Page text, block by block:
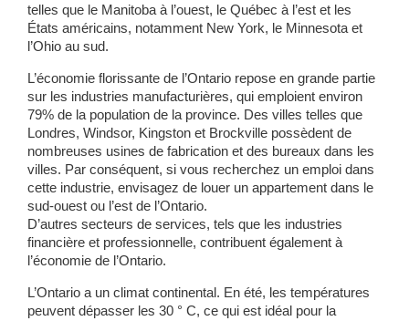
telles que le Manitoba à l’ouest, le Québec à l’est et les
États américains, notamment New York, le Minnesota et
l’Ohio au sud.
L’économie florissante de l’Ontario repose en grande partie
sur les industries manufacturières, qui emploient environ
79% de la population de la province. Des villes telles que
Londres, Windsor, Kingston et Brockville possèdent de
nombreuses usines de fabrication et des bureaux dans les
villes. Par conséquent, si vous recherchez un emploi dans
cette industrie, envisagez de louer un appartement dans le
sud-ouest ou l’est de l’Ontario.
D’autres secteurs de services, tels que les industries
financière et professionnelle, contribuent également à
l’économie de l’Ontario.
L’Ontario a un climat continental. En été, les températures
peuvent dépasser les 30 ° C, ce qui est idéal pour la